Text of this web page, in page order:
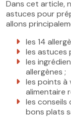
Dans cet article,
astuces pour
allons
les 14
les astuces
les
allergènes ;
les points à
alimentaire
les
bons plats